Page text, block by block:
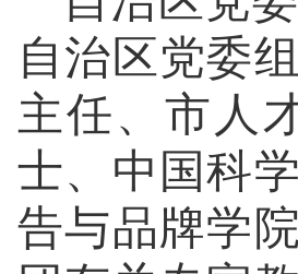
自治区党委
主任、市人
士、中国科
告与品牌学